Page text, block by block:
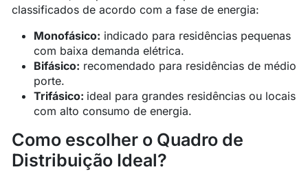
classificados de acordo com a fase de energia:
Monofásico: indicado para residências pequenas
com baixa demanda elétrica.
Bifásico: recomendado para residências de médio
porte.
Trifásico: ideal para grandes residências ou locais
com alto consumo de energia.
Como escolher o Quadro de
Distribuição Ideal?